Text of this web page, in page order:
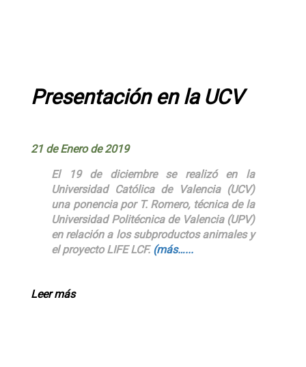
Presentación en la UCV
21 de Enero de 2019
El 19 de diciembre se realizó en la
Universidad Católica de Valencia (UCV)
una ponencia por T. Romero, técnica de la
Universidad Politécnica de Valencia (UPV)
en relación a los subproductos animales y
el proyectoLIFELCF. (más…...
Leer más